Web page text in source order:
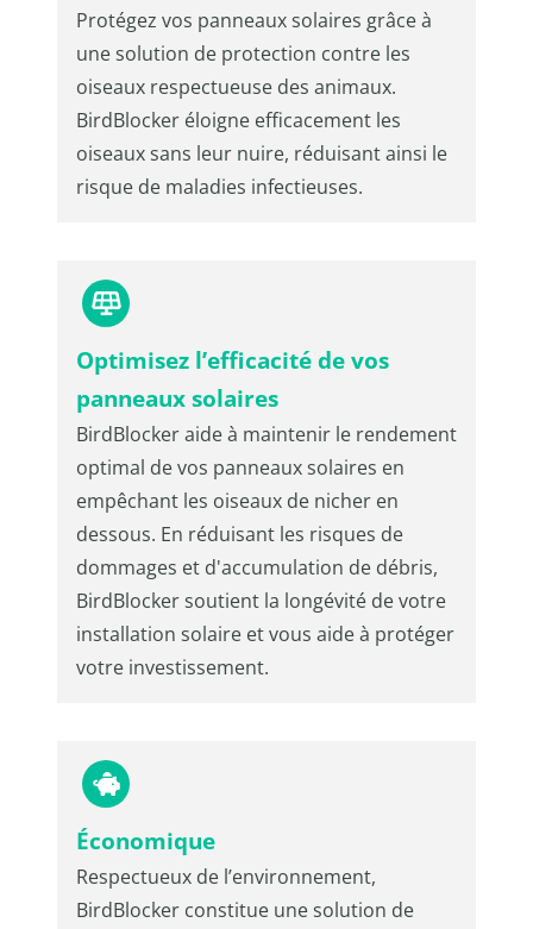
Protégez vos panneaux solaires grâce à
une solution de protection contre les
oiseaux respectueuse des animaux.
BirdBlocker éloigne efficacement les
oiseaux sans leur nuire, réduisant ainsi le
risque de maladies infectieuses.
Optimisez l’efficacité de vos
panneaux solaires
BirdBlocker aide à maintenir le rendement
optimal de vos panneaux solaires en
empêchant les oiseaux de nicher en
dessous. En réduisant les risques de
dommages et d'accumulation de débris,
BirdBlocker soutient la longévité de votre
installation solaire et vous aide à protéger
votre investissement.
Économique
Respectueux de l’environnement,
BirdBlocker constitue une solution de